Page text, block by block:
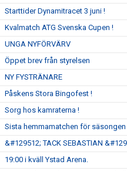
Starttider Dynamitracet 3 juni !
Kvalmatch ATG Svenska Cupen !
UNGA NYFÖRVÄRV
Öppet brev från styrelsen
NY FYSTRÄNARE
Påskens Stora Bingofest !
Sorg hos kamraterna !
Sista hemmamatchen för säsongen
&#129512; TACK SEBASTIAN
19:00 i kväll Ystad Arena.